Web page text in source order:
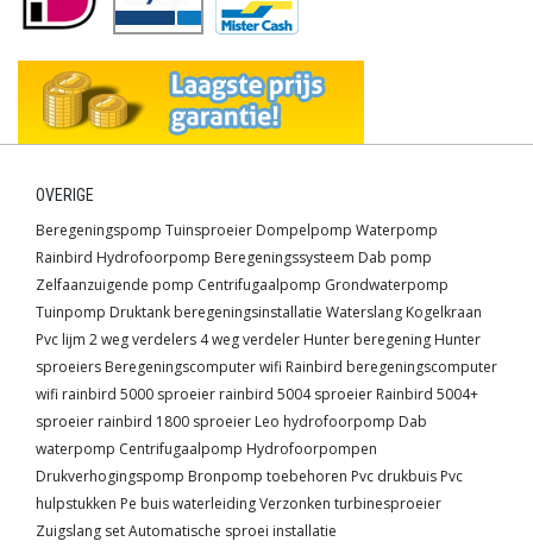
OVERIGE
Beregeningspomp Tuinsproeier Dompelpomp Waterpomp
Rainbird Hydrofoorpomp Beregeningssysteem Dab pomp
Zelfaanzuigende pomp Centrifugaalpomp Grondwaterpomp
Tuinpomp Druktank beregeningsinstallatie Waterslang Kogelkraan
Pvc lijm 2 weg verdelers 4 weg verdeler Hunter beregening Hunter
sproeiers Beregeningscomputer wifi Rainbird beregeningscomputer
wifi rainbird 5000 sproeier rainbird 5004 sproeier Rainbird 5004+
sproeier rainbird 1800 sproeier Leo hydrofoorpomp Dab
waterpomp Centrifugaalpomp Hydrofoorpompen
Drukverhogingspomp Bronpomp toebehoren Pvc drukbuis Pvc
hulpstukken Pe buis waterleidingVerzonken turbinesproeier
Zuigslang setAutomatische sproei installatie